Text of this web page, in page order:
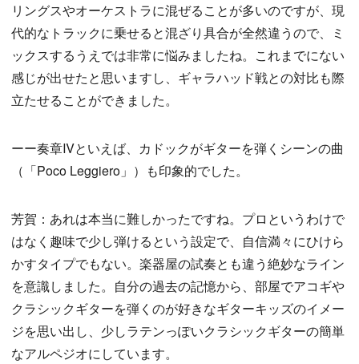
リングスやオーケストラに混ぜることが多いのですが、現
代的なトラックに乗せると混ざり具合が全然違うので、ミ
ックスするうえでは非常に悩みましたね。これまでにない
感じが出せたと思いますし、ギャラハッド戦との対比も際
立たせることができました。
ーー奏章Ⅳといえば、カドックがギターを弾くシーンの曲
（「Poco Leggiero」）も印象的でした。
芳賀：あれは本当に難しかったですね。プロというわけで
はなく趣味で少し弾けるという設定で、自信満々にひけら
かすタイプでもない。楽器屋の試奏とも違う絶妙なライン
を意識しました。自分の過去の記憶から、部屋でアコギや
クラシックギターを弾くのが好きなギターキッズのイメー
ジを思い出し、少しラテンっぽいクラシックギターの簡単
なアルペジオにしています。